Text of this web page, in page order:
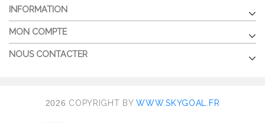
INFORMATION
MON COMPTE
NOUS CONTACTER
2026 COPYRIGHT BYWWW.SKYGOAL.FR